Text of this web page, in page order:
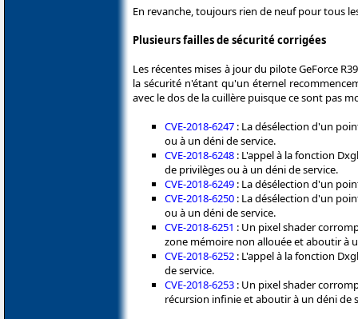
En revanche, toujours rien de neuf pour tous
Plusieurs failles de sécurité corrigées
Les récentes mises à jour du pilote GeForce
la sécurité n'étant qu'un éternel
avec le dos de la cuillère puisque ce sont pas
CVE-2018-6247 : La désélection d'un
ou à un déni de service.
CVE-2018-6248 : L'appel à la fonction
de privilèges ou à un déni de service.
CVE-2018-6249 : La désélection d'un
CVE-2018-6250 : La désélection d'un
ou à un déni de service.
CVE-2018-6251 : Un pixel shader
zone mémoire non allouée et aboutir à
CVE-2018-6252 : L'appel à la fonction
de service.
CVE-2018-6253 : Un pixel shader
récursion infinie et aboutir à un déni de